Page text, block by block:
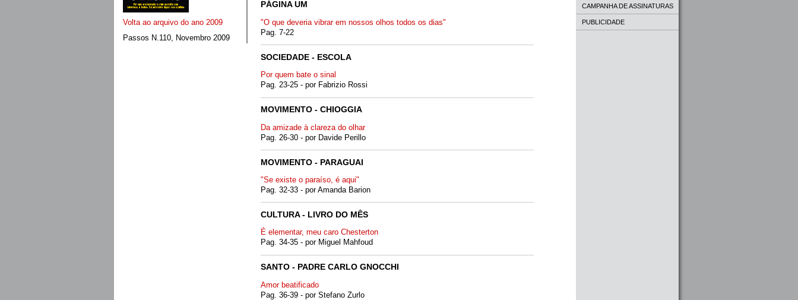
Volta ao arquivo do ano 2009
Passos N.110, Novembro 2009
PÁGINA UM
"O que deveria vibrar em nossos olhos todos os dias"
Pag. 7-22
SOCIEDADE - ESCOLA
Por quem bate o sinal
Pag. 23-25 - por Fabrizio Rossi
MOVIMENTO - CHIOGGIA
Da amizade à clareza do olhar
Pag. 26-30 - por Davide Perillo
MOVIMENTO - PARAGUAI
"Se existe o paraíso, é aqui"
Pag. 32-33 - por Amanda Barion
CULTURA - LIVRO DO MÊS
É elementar, meu caro Chesterton
Pag. 34-35 - por Miguel Mahfoud
SANTO - PADRE CARLO GNOCCHI
Amor beatificado
Pag. 36-39 - por Stefano Zurlo
CAMPANHA DE ASSINATURAS
PUBLICIDADE